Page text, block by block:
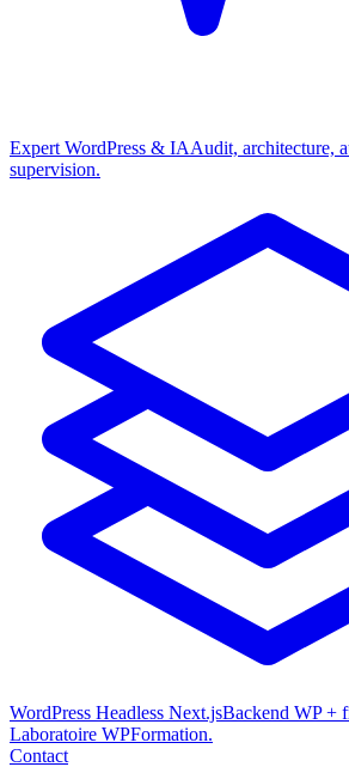
Expert WordPress & IAAudit, architecture,
supervision.
WordPress Headless Next.jsBackend WP +
Laboratoire WPFormation.
Contact